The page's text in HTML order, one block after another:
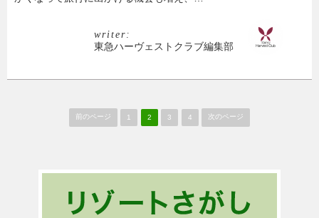
writer:
東急ハーヴェストクラブ編集部
前のページ 1 2 3 4 次のページ